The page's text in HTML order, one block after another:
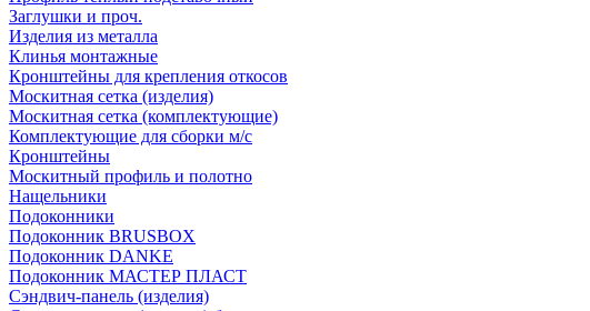
Заглушки и проч.
Изделия из металла
Клинья монтажные
Кронштейны для крепления откосов
Москитная сетка (изделия)
Москитная сетка (комплектующие)
Комплектующие для сборки м/с
Кронштейны
Москитный профиль и полотно
Нащельники
Подоконники
Подоконник BRUSBOX
Подоконник DANKE
Подоконник МАСТЕР ПЛАСТ
Сэндвич-панель (изделия)